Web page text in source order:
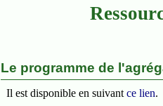
Le programme de
Il est disponible en suivant ce lien.